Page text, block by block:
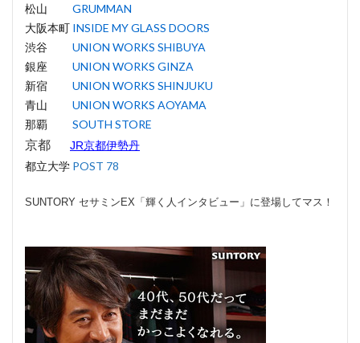
松山 GRUMMAN
大阪本町 INSIDE MY GLASS DOORS
渋谷 UNION WORKS SHIBUYA
銀座 UNION WORKS GINZA
新宿 UNION WORKS SHINJUKU
青山 UNION WORKS AOYAMA
那覇 SOUTH STORE
京都 JR京都伊勢丹
都立大学 POST 78
SUNTORY セサミンEX「輝く人インタビュー」に登場してマス！